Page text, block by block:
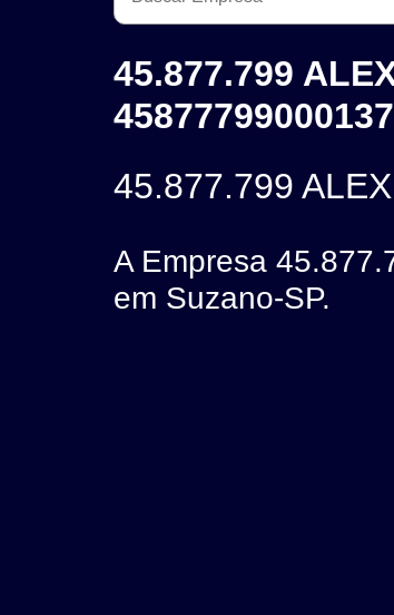
45.877.799
45877799000137
45.877.799
A Empresa
em Suzano-SP.